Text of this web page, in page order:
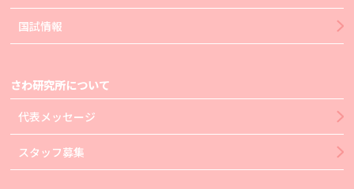
国試情報
さわ研究所について
代表メッセージ
スタッフ募集